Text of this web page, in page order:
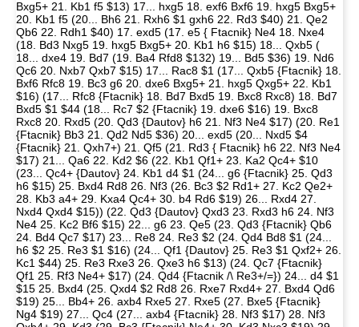
Bxg5+ 21. Kb1 f5 $13) 17... hxg5 18. exf6 Bxf6 19. hxg5 Bxg5+
20. Kb1 f5 (20... Bh6 21. Rxh6 $1 gxh6 22. Rd3 $40) 21. Qe2
Qb6 22. Rdh1 $40) 17. exd5 (17. e5 { Ftacnik} Ne4 18. Nxe4
(18. Bd3 Nxg5 19. hxg5 Bxg5+ 20. Kb1 h6 $15) 18... Qxb5 (
18... dxe4 19. Bd7 (19. Ba4 Rfd8 $132) 19... Bd5 $36) 19. Nd6
Qc6 20. Nxb7 Qxb7 $15) 17... Rac8 $1 (17... Qxb5 {Ftacnik} 18.
Bxf6 Rfc8 19. Bc3 g6 20. dxe6 Bxg5+ 21. hxg5 Qxg5+ 22. Kb1
$16) (17... Rfc8 {Ftacnik} 18. Bd7 Bxd5 19. Bxc8 Rxc8) 18. Bd7
Bxd5 $1 $44 (18... Rc7 $2 {Ftacnik} 19. dxe6 $16) 19. Bxc8
Rxc8 20. Rxd5 (20. Qd3 {Dautov} h6 21. Nf3 Ne4 $17) (20. Re1
{Ftacnik} Bb3 21. Qd2 Nd5 $36) 20... exd5 (20... Nxd5 $4
{Ftacnik} 21. Qxh7+) 21. Qf5 (21. Rd3 { Ftacnik} h6 22. Nf3 Ne4
$17) 21... Qa6 22. Kd2 $6 (22. Kb1 Qf1+ 23. Ka2 Qc4+ $10
(23... Qc4+ {Dautov} 24. Kb1 d4 $1 (24... g6 {Ftacnik} 25. Qd3
h6 $15) 25. Bxd4 Rd8 26. Nf3 (26. Bc3 $2 Rd1+ 27. Kc2 Qe2+
28. Kb3 a4+ 29. Kxa4 Qc4+ 30. b4 Rd6 $19) 26... Rxd4 27.
Nxd4 Qxd4 $15)) (22. Qd3 {Dautov} Qxd3 23. Rxd3 h6 24. Nf3
Ne4 25. Kc2 Bf6 $15) 22... g6 23. Qe5 (23. Qd3 {Ftacnik} Qb6
24. Bd4 Qc7 $17) 23... Re8 24. Re3 $2 (24. Qd4 Bd8 $1 (24...
h6 $2 25. Re3 $1 $16) (24... Qf1 {Dautov} 25. Re3 $1 Qxf2+ 26.
Kc1 $44) 25. Re3 Rxe3 26. Qxe3 h6 $13) (24. Qc7 {Ftacnik}
Qf1 25. Rf3 Ne4+ $17) (24. Qd4 {Ftacnik /\ Re3+/=}) 24... d4 $1
$15 25. Bxd4 (25. Qxd4 $2 Rd8 26. Rxe7 Rxd4+ 27. Bxd4 Qd6
$19) 25... Bb4+ 26. axb4 Rxe5 27. Rxe5 (27. Bxe5 {Ftacnik}
Ng4 $19) 27... Qc4 (27... axb4 {Ftacnik} 28. Nf3 $17) 28. Nf3